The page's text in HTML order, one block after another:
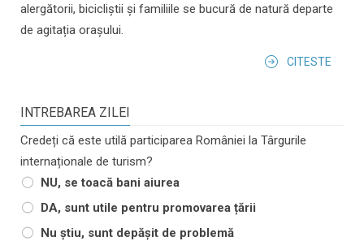
alergătorii, bicicliștii și familiile se bucură de natură departe
de agitația orașului.
CITESTE
INTREBAREA ZILEI
Credeți că este utilă participarea României la Târgurile
internaționale de turism?
NU, se toacă bani aiurea
DA, sunt utile pentru promovarea țării
Nu știu, sunt depășit de problemă